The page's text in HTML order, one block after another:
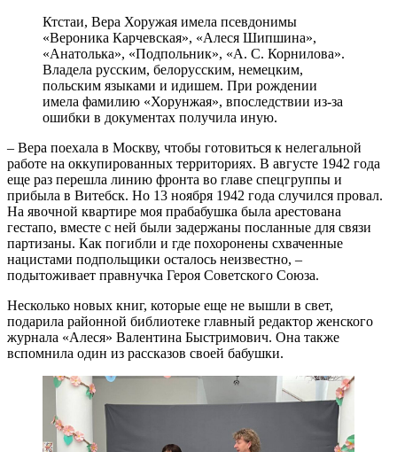
Ктстаи, Вера Хоружая имела псевдонимы
«Вероника Карчевская», «Алеся Шипшина»,
«Анатолька», «Подпольник», «А. С. Корнилова».
Владела русским, белорусским, немецким,
польским языками и идишем. При рождении
имела фамилию «Хорунжая», впоследствии из-за
ошибки в документах получила иную.
– Вера поехала в Москву, чтобы готовиться к нелегальной
работе на оккупированных территориях. В августе 1942 года
еще раз перешла линию фронта во главе спецгруппы и
прибыла в Витебск. Но 13 ноября 1942 года случился провал.
На явочной квартире моя прабабушка была арестована
гестапо, вместе с ней были задержаны посланные для связи
партизаны. Как погибли и где похоронены схваченные
нацистами подпольщики осталось неизвестно, –
подытоживает правнучка Героя Советского Союза.
Несколько новых книг, которые еще не вышли в свет,
подарила районной библиотеке главный редактор женского
журнала «Алеся» Валентина Быстримович. Она также
вспомнила один из рассказов своей бабушки.